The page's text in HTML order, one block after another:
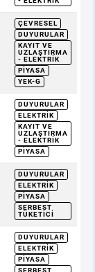
ÇEVRESEL
DUYURULAR
KAYIT VE
UZLAŞTIRMA
- ELEKTRIK
PIYASA
YEK-G
DUYURULAR
ELEKTRIK
KAYIT VE
UZLAŞTIRMA
- ELEKTRIK
PIYASA
DUYURULAR
ELEKTRIK
PIYASA
SERBEST
TÜKETICI
DUYURULAR
ELEKTRIK
PIYASA
SERBEST